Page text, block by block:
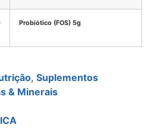
Probiótico (FOS) 5g
, Suplementos
& Minerais